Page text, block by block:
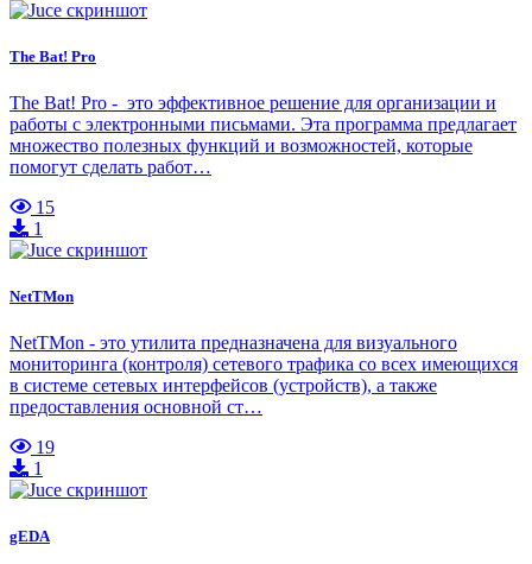
The Bat! Pro
The Bat! Pro - это эффективное решение для организации и
работы с электронными письмами. Эта программа предлагает
множество полезных функций и возможностей, которые
помогут сделать работ…
15
1
NetTMon
NetTMon - это утилита предназначена для визуального
мониторинга (контроля) сетевого трафика со всех имеющихся
в системе сетевых интерфейсов (устройств), а также
предоставления основной ст…
19
1
gEDA